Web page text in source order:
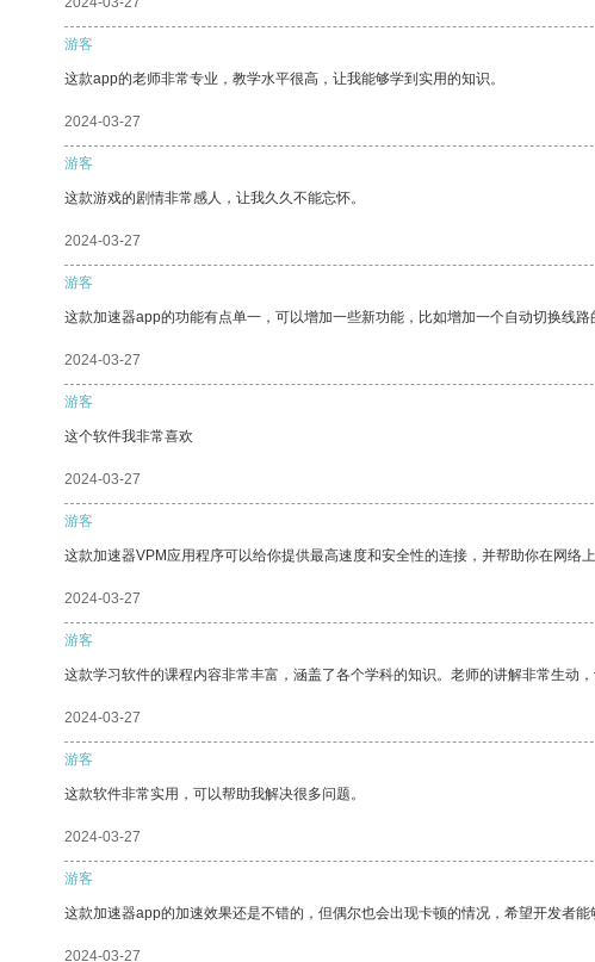
游客
这款app的老师非常专业，教学水平很高，让我能够学到实用的知识。
2024-03-27
游客
这款游戏的剧情非常感人，让我久久不能忘怀。
2024-03-27
游客
这款加速器app的功能有点单一，可以增加一些新功能，比如增加一个自动切换线路
2024-03-27
游客
这个软件我非常喜欢
2024-03-27
游客
这款加速器VPM应用程序可以给你提供最高速度和安全性的连接，并帮助你在网络上
2024-03-27
游客
这款学习软件的课程内容非常丰富，涵盖了各个学科的知识。老师的讲解非常生动，
2024-03-27
游客
这款软件非常实用，可以帮助我解决很多问题。
2024-03-27
游客
这款加速器app的加速效果还是不错的，但偶尔也会出现卡顿的情况，希望开发者能
2024-03-27